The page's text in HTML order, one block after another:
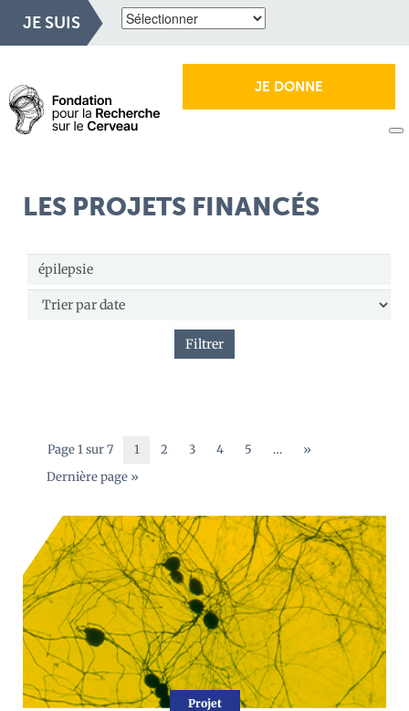
JE SUIS
JE DONNE
LES PROJETS FINANCÉS
Filtrer
Page 1 sur 7 1 2 3 4 5 …
»
Dernière page »
Projet